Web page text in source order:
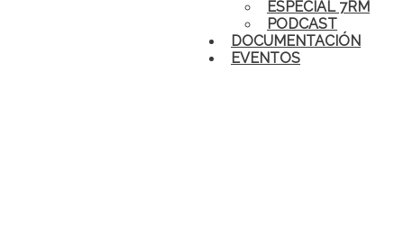
ESPECIAL 7RM
PODCAST
DOCUMENTACIÓN
EVENTOS